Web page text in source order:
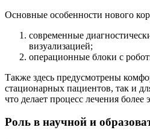
Основные особенности нового
современные
визуализацией;
операционные блоки с
Также здесь предусмотрены
стационарных пациентов, так и
что делает процесс лечения
Роль в научной и